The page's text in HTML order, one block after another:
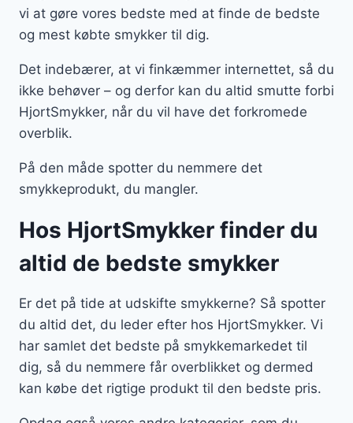
vi at gøre vores bedste med at finde de bedste
og mest købte smykker til dig.
Det indebærer, at vi finkæmmer internettet, så du
ikke behøver – og derfor kan du altid smutte forbi
HjortSmykker, når du vil have det forkromede
overblik.
På den måde spotter du nemmere det
smykkeprodukt, du mangler.
Hos HjortSmykker finder du
altid de bedste smykker
Er det på tide at udskifte smykkerne? Så spotter
du altid det, du leder efter hos HjortSmykker. Vi
har samlet det bedste på smykkemarkedet til
dig, så du nemmere får overblikket og dermed
kan købe det rigtige produkt til den bedste pris.